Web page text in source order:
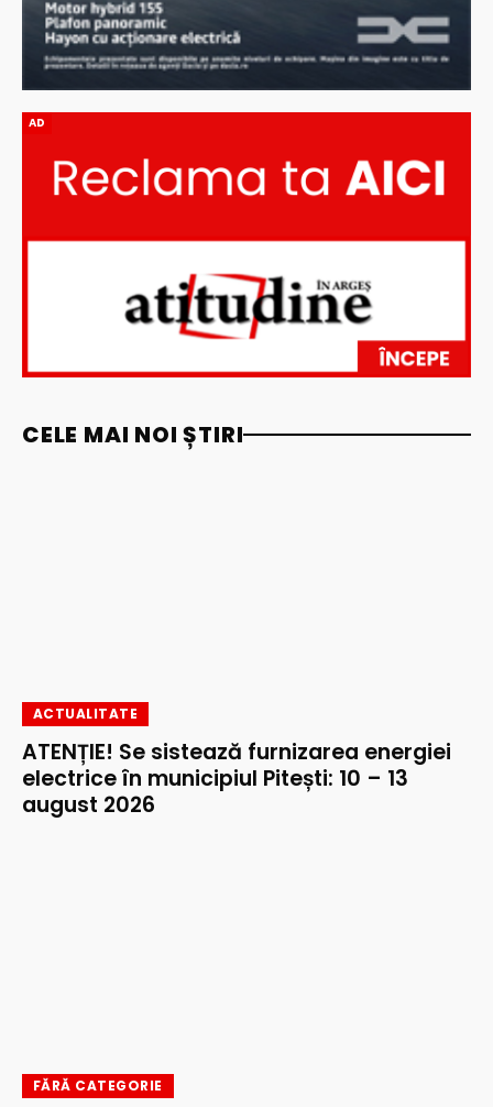
AD
CELE MAI NOI ȘTIRI
ACTUALITATE
ATENȚIE! Se sistează furnizarea energiei
electrice în municipiul Pitești: 10 – 13
august 2026
FĂRĂ CATEGORIE